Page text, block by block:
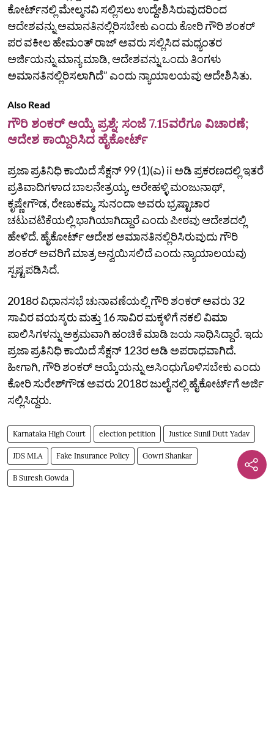
ಕೋರ್ಟ್‌ನಲ್ಲಿ ಮೇಲ್ಮನವಿ ಸಲ್ಲಿಸಲು ಉದ್ದೇಶಿಸಿರುವುದರಿಂದ
ಆದೇಶವನ್ನು ಅಮಾನತಿನಲ್ಲಿರಿಸಬೇಕು ಎಂದು ಕೋರಿ ಗೌರಿ ಶಂಕರ್‌
ಪರ ವಕೀಲ ಹೇಮಂತ್‌ ರಾಜ್‌ ಅವರು ಸಲ್ಲಿಸಿದ ಮಧ್ಯಂತರ
ಅರ್ಜಿಯನ್ನು ಮಾನ್ಯ ಮಾಡಿ, ಆದೇಶವನ್ನು ಒಂದು ತಿಂಗಳು
ಅಮಾನತಿನಲ್ಲಿರಿಸಲಾಗಿದೆ” ಎಂದು ನ್ಯಾಯಾಲಯವು ಆದೇಶಿಸಿತು.
Also Read
ಗೌರಿ ಶಂಕರ್‌ ಆಯ್ಕೆ ಪ್ರಶ್ನೆ: ಸಂಜೆ 7.15ವರೆಗೂ ವಿಚಾರಣೆ;‌
ಆದೇಶ ಕಾಯ್ದಿರಿಸಿದ ಹೈಕೋರ್ಟ್‌
ಪ್ರಜಾ ಪ್ರತಿನಿಧಿ ಕಾಯಿದೆ ಸೆಕ್ಷನ್‌ 99 (1)(ಎ) ii ಅಡಿ ಪ್ರಕರಣದಲ್ಲಿ ಇತರೆ
ಪ್ರತಿವಾದಿಗಳಾದ ಬಾಲನೇತ್ರಯ್ಯ, ಅರೇಹಳ್ಳಿ ಮಂಜುನಾಥ್‌,
ಕೃಷ್ಣೇಗೌಡ, ರೇಣುಕಮ್ಮ, ಸುನಂದಾ ಅವರು ಭ್ರಷ್ಟಾಚಾರ
ಚಟುವಟಿಕೆಯಲ್ಲಿ ಭಾಗಿಯಾಗಿದ್ದಾರೆ ಎಂದು ಪೀಠವು ಆದೇಶದಲ್ಲಿ
ಹೇಳಿದೆ. ಹೈಕೋರ್ಟ್‌ ಆದೇಶ ಅಮಾನತಿನಲ್ಲಿರಿಸಿರುವುದು ಗೌರಿ
ಶಂಕರ್‌ ಅವರಿಗೆ ಮಾತ್ರ ಅನ್ವಯಿಸಲಿದೆ ಎಂದು ನ್ಯಾಯಾಲಯವು
ಸ್ಪಷ್ಟಪಡಿಸಿದೆ.
2018ರ ವಿಧಾನಸಭೆ ಚುನಾವಣೆಯಲ್ಲಿ ಗೌರಿ ಶಂಕರ್‌ ಅವರು 32
ಸಾವಿರ ವಯಸ್ಕರು ಮತ್ತು 16 ಸಾವಿರ ಮಕ್ಕಳಿಗೆ ನಕಲಿ ವಿಮಾ
ಪಾಲಿಸಿಗಳನ್ನು ಅಕ್ರಮವಾಗಿ ಹಂಚಿಕೆ ಮಾಡಿ ಜಯ ಸಾಧಿಸಿದ್ದಾರೆ. ಇದು
ಪ್ರಜಾ ಪ್ರತಿನಿಧಿ ಕಾಯಿದೆ ಸೆಕ್ಷನ್‌ 123ರ ಅಡಿ ಅಪರಾಧವಾಗಿದೆ.
ಹೀಗಾಗಿ, ಗೌರಿ ಶಂಕರ್‌ ಆಯ್ಕೆಯನ್ನು ಅಸಿಂಧುಗೊಳಿಸಬೇಕು ಎಂದು
ಕೋರಿ ಸುರೇಶ್‌ಗೌಡ ಅವರು 2018ರ ಜುಲೈನಲ್ಲಿ ಹೈಕೋರ್ಟ್‌ಗೆ ಅರ್ಜಿ
ಸಲ್ಲಿಸಿದ್ದರು.
Karnataka High Court election petition Justice Sunil Dutt Yadav
JDS MLA Fake Insurance Policy Gowri Shankar
B Suresh Gowda